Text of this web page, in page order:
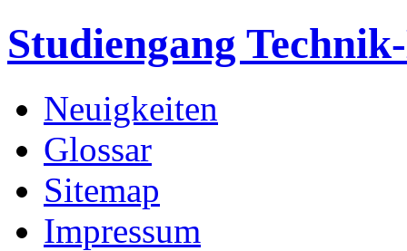
Studiengang
Neuigkeiten
Glossar
Sitemap
Impressum